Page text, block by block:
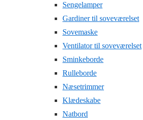
Sengelamper
Gardiner til soveværelset
Sovemaske
Ventilator til soveværelset
Sminkeborde
Rulleborde
Næsetrimmer
Klædeskabe
Natbord